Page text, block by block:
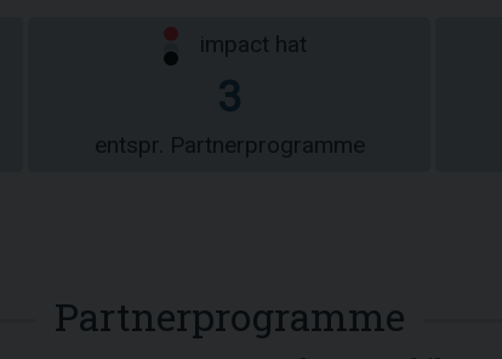
impact hat
3
entspr. Partnerprogramme
Partnerprogramme